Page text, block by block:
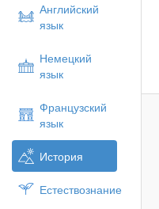
Английский
язык
Немецкий
язык
Французский
язык
История
Естествознание